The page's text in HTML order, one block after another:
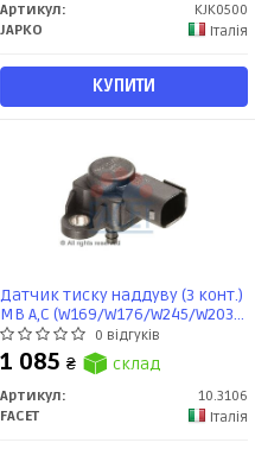
Артикул:
KJK0500
JAPKO
Італія
КУПИТИ
Датчик тиску наддуву (3 конт.)
MB A,C (W169/W176/W245/W203
1.5-6.2 97- (10.3106) Facet
0 відгуків
1 085 ₴ склад
Артикул:
10.3106
FACET
Італія